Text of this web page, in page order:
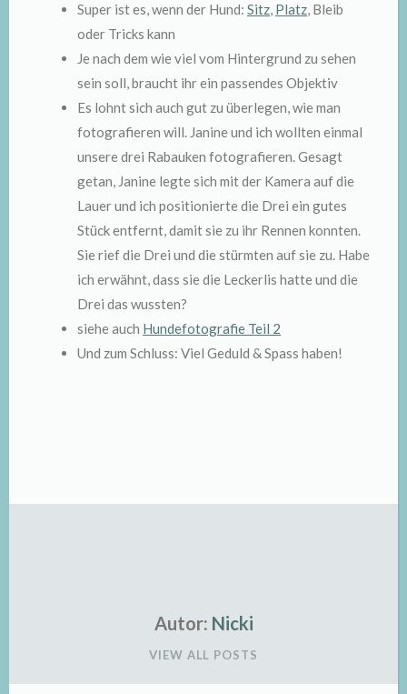
Super ist es, wenn der Hund: Sitz, Platz, Bleib
oder Tricks kann
Je nach dem wie viel vom Hintergrund zu sehen
sein soll, braucht ihr ein passendes Objektiv
Es lohnt sich auch gut zu überlegen, wie man
fotografieren will. Janine und ich wollten einmal
unsere drei Rabauken fotografieren. Gesagt
getan, Janine legte sich mit der Kamera auf die
Lauer und ich positionierte die Drei ein gutes
Stück entfernt, damit sie zu ihr Rennen konnten.
Sie rief die Drei und die stürmten auf sie zu. Habe
ich erwähnt, dass sie die Leckerlis hatte und die
Drei das wussten?
siehe auch Hundefotografie Teil 2
Und zum Schluss: Viel Geduld & Spass haben!
Autor: Nicki
VIEW ALL POSTS